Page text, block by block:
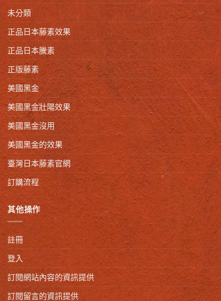
未分類
正品日本藤素效果
正品日本騰素
正版藤素
美國黑金
美國黑金壯陽效果
美國黑金沒用
美國黑金的效果
臺灣日本藤素官網
訂購流程
其他操作
註冊
登入
訂閱網站內容的資訊提供
訂閱留言的資訊提供